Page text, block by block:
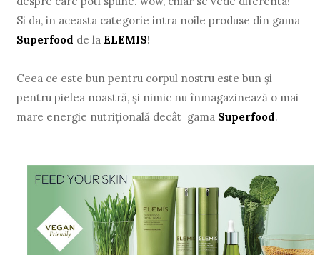
Si da, in aceasta categorie intra noile produse din gama
Superfood de la ELEMIS!
Ceea ce este bun pentru corpul nostru este bun și
pentru pielea noastră, și nimic nu înmagazinează o mai
mare energie nutrițională decât gama Superfood.